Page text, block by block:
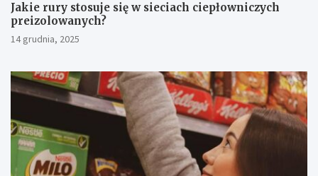
Jakie rury stosuje się w sieciach ciepłowniczych
preizolowanych?
14 grudnia, 2025